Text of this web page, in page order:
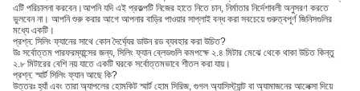
এটি পরিচালনা করবেন।আপনি যদি এই প্রকল্পটি নিজের হাতে নিতে চান, নির্মাতার নির্দেশাবলী অনুসরণ করতে
ভুলবেন না। আপনি শুরু করার আগে আপনার বাড়ির পাওয়ার সাপ্লাই বন্ধ করা সবচেয়ে গুরুত্বপূর্ণ জিনিসগুলির
মধ্যে একটি।
প্রশ্ন: সিলিং ফ্যানের সাথে কোন দৈর্ঘ্যের ডাউন রড ব্যবহার করা উচিত?
উঃ সর্বোত্তম পারফরম্যান্সের জন্য, সিলিং ফ্যান ব্লেডগুলি কমপক্ষে ২.৪ মিটার মেঝে থেকে থাকা উচিত কিন্তু
২.৮ মিটারের বেশি নয় যাতে একটি ঘরকে সর্বোত্তমভাবে শীতল করা যায়।
প্রশ্ন: স্মার্ট সিলিং ফ্যান আছে কি?
উত্তরঃ হ্যাঁ এবং তারা অ্যাপলের হোমকিট স্মার্ট হোম সিরিজ, গুগল অ্যাসিস্ট্যান্ট বা অ্যামাজনের আলেক্সা দিয়ে